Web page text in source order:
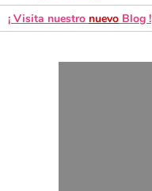
¡ Visita nuestro nuevo Blog !